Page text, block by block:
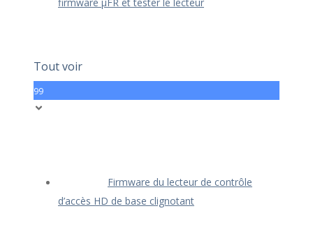
Tout voir
99
Firmware du lecteur de contrôle
d’accès HD de base clignotant